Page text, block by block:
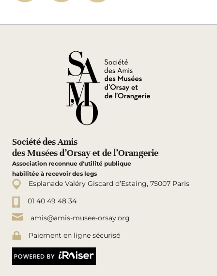
Société des Amis
des Musées d’Orsay et de l’Orangerie
Association reconnue d'utilité publique
habilitée à recevoir des legs
Esplanade Valéry Giscard d’Estaing, 75007 Paris
01 40 49 48 34
amis@amis-musee-orsay.org
Paiement en ligne sécurisé